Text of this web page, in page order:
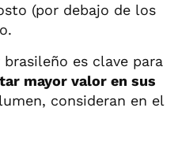
(por debajo de los
es clave para
mayor valor en sus
consideran en el